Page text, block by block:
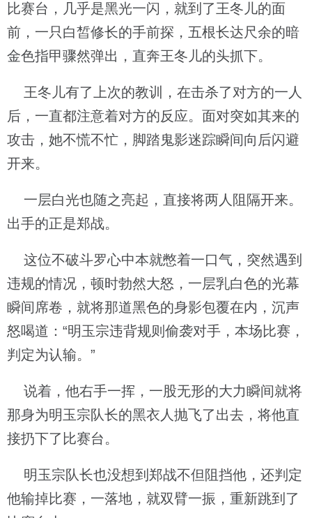
比赛台，几乎是黑光一闪，就到了王冬儿的面
前，一只白皙修长的手前探，五根长达尺余的暗
金色指甲骤然弹出，直奔王冬儿的头抓下。
王冬儿有了上次的教训，在击杀了对方的一人
后，一直都注意着对方的反应。面对突如其来的
攻击，她不慌不忙，脚踏鬼影迷踪瞬间向后闪避
开来。
一层白光也随之亮起，直接将两人阻隔开来。
出手的正是郑战。
这位不破斗罗心中本就憋着一口气，突然遇到
违规的情况，顿时勃然大怒，一层乳白色的光幕
瞬间席卷，就将那道黑色的身影包覆在内，沉声
怒喝道：“明玉宗违背规则偷袭对手，本场比赛，
判定为认输。”
说着，他右手一挥，一股无形的大力瞬间就将
那身为明玉宗队长的黑衣人抛飞了出去，将他直
接扔下了比赛台。
明玉宗队长也没想到郑战不但阻挡他，还判定
他输掉比赛，一落地，就双臂一振，重新跳到了